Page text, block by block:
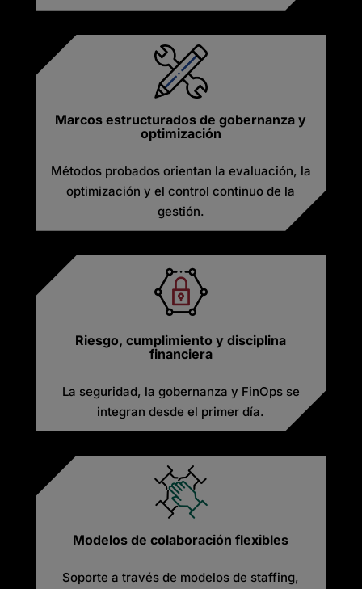
Marcos estructurados de gobernanza y
optimización
Métodos probados orientan la evaluación, la
optimización y el control continuo de la
gestión.
Riesgo, cumplimiento y disciplina
financiera
La seguridad, la gobernanza y FinOps se
integran desde el primer día.
Modelos de colaboración flexibles
Soporte a través de modelos de staffing,